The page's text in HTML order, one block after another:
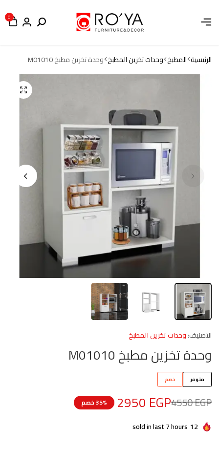
0
الرئيسية المطبخ وحدات تخزين المطبخ وحدة تخزين مطبخ M01010
التصنيف:وحدات تخزين المطبخ
وحدة تخزين مطبخ M01010
متوفر خصم
4550EGP
2950 EGP 35% خصم
12
sold in last 7 hours